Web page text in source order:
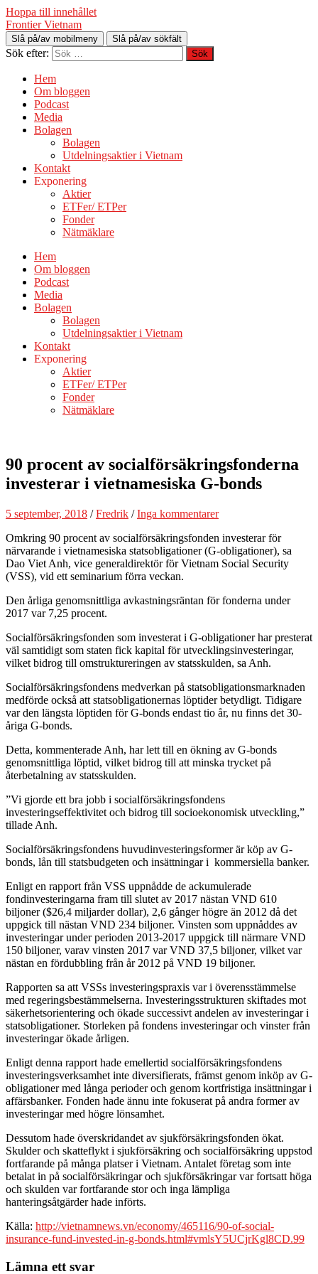
Hoppa till innehållet
Frontier Vietnam
Slå på/av mobilmeny Slå på/av sökfält
Sök efter:
Hem
Om bloggen
Podcast
Media
Bolagen
Bolagen
Utdelningsaktier i Vietnam
Kontakt
Exponering
Aktier
ETFer/ ETPer
Fonder
Nätmäklare
Hem
Om bloggen
Podcast
Media
Bolagen
Bolagen
Utdelningsaktier i Vietnam
Kontakt
Exponering
Aktier
ETFer/ ETPer
Fonder
Nätmäklare
90 procent av socialförsäkringsfonderna
investerar i vietnamesiska G-bonds
5 september, 2018 /Fredrik /Inga kommentarer
Omkring 90 procent av socialförsäkringsfonden investerar för
närvarande i vietnamesiska statsobligationer (G-obligationer), sa
Dao Viet Anh, vice generaldirektör för Vietnam Social Security
(VSS), vid ett seminarium förra veckan.
Den årliga genomsnittliga avkastningsräntan för fonderna under
2017 var 7,25 procent.
Socialförsäkringsfonden som investerat i G-obligationer har presterat
väl samtidigt som staten fick kapital för utvecklingsinvesteringar,
vilket bidrog till omstruktureringen av statsskulden, sa Anh.
Socialförsäkringsfondens medverkan på statsobligationsmarknaden
medförde också att statsobligationernas löptider betydligt. Tidigare
var den längsta löptiden för G-bonds endast tio år, nu finns det 30-
åriga G-bonds.
Detta, kommenterade Anh, har lett till en ökning av G-bonds
genomsnittliga löptid, vilket bidrog till att minska trycket på
återbetalning av statsskulden.
”Vi gjorde ett bra jobb i socialförsäkringsfondens
investeringseffektivitet och bidrog till socioekonomisk utveckling,”
tillade Anh.
Socialförsäkringsfondens huvudinvesteringsformer är köp av G-
bonds, lån till statsbudgeten och insättningar i kommersiella banker.
Enligt en rapport från VSS uppnådde de ackumulerade
fondinvesteringarna fram till slutet av 2017 nästan VND 610
biljoner ($26,4 miljarder dollar), 2,6 gånger högre än 2012 då det
uppgick till nästan VND 234 biljoner. Vinsten som uppnåddes av
investeringar under perioden 2013-2017 uppgick till närmare VND
150 biljoner, varav vinsten 2017 var VND 37,5 biljoner, vilket var
nästan en fördubbling från år 2012 på VND 19 biljoner.
Rapporten sa att VSSs investeringspraxis var i överensstämmelse
med regeringsbestämmelserna. Investeringsstrukturen skiftades mot
säkerhetsorientering och ökade successivt andelen av investeringar i
statsobligationer. Storleken på fondens investeringar och vinster från
investeringar ökade årligen.
Enligt denna rapport hade emellertid socialförsäkringsfondens
investeringsverksamhet inte diversifierats, främst genom inköp av G-
obligationer med långa perioder och genom kortfristiga insättningar i
affärsbanker. Fonden hade ännu inte fokuserat på andra former av
investeringar med högre lönsamhet.
Dessutom hade överskridandet av sjukförsäkringsfonden ökat.
Skulder och skatteflykt i sjukförsäkring och socialförsäkring uppstod
fortfarande på många platser i Vietnam. Antalet företag som inte
betalat in på socialförsäkringar och sjukförsäkringar var fortsatt höga
och skulden var fortfarande stor och inga lämpliga
hanteringsåtgärder hade införts.
Källa: http://vietnamnews.vn/economy/465116/90-of-social-
insurance-fund-invested-in-g-bonds.html#vmlsY5UCjrKgl8CD.99
Lämna ett svar